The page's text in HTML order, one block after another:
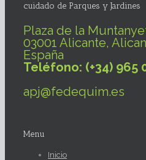
cuidado de Parques y Jardines
Plaza de la
03001 Alicante,
España
Teléfono: (+34) 965
apj@fedequim.es
Menu
Inicio